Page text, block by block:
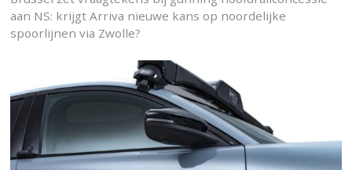
aan NS: krijgt Arriva nieuwe kans op noordelijke
spoorlijnen via Zwolle?